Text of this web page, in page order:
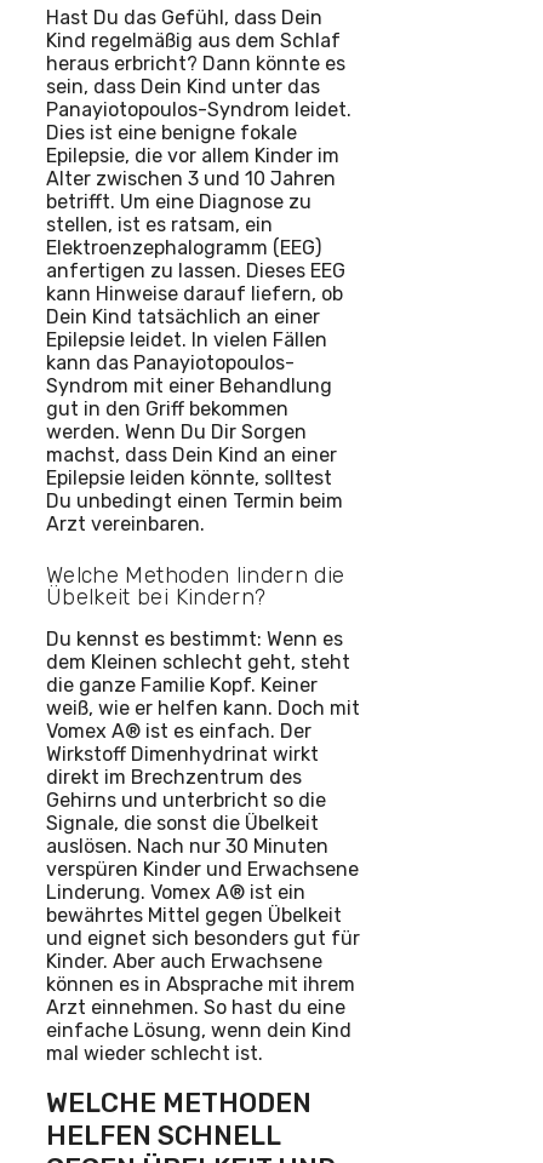
Hast Du das Gefühl, dass Dein
Kind regelmäßig aus dem Schlaf
heraus erbricht? Dann könnte es
sein, dass Dein Kind unter das
Panayiotopoulos-Syndrom leidet.
Dies ist eine benigne fokale
Epilepsie, die vor allem Kinder im
Alter zwischen 3 und 10 Jahren
betrifft. Um eine Diagnose zu
stellen, ist es ratsam, ein
Elektroenzephalogramm (EEG)
anfertigen zu lassen. Dieses EEG
kann Hinweise darauf liefern, ob
Dein Kind tatsächlich an einer
Epilepsie leidet. In vielen Fällen
kann das Panayiotopoulos-
Syndrom mit einer Behandlung
gut in den Griff bekommen
werden. Wenn Du Dir Sorgen
machst, dass Dein Kind an einer
Epilepsie leiden könnte, solltest
Du unbedingt einen Termin beim
Arzt vereinbaren.
Welche Methoden lindern die
Übelkeit bei Kindern?
Du kennst es bestimmt: Wenn es
dem Kleinen schlecht geht, steht
die ganze Familie Kopf. Keiner
weiß, wie er helfen kann. Doch mit
Vomex A® ist es einfach. Der
Wirkstoff Dimenhydrinat wirkt
direkt im Brechzentrum des
Gehirns und unterbricht so die
Signale, die sonst die Übelkeit
auslösen. Nach nur 30 Minuten
verspüren Kinder und Erwachsene
Linderung. Vomex A® ist ein
bewährtes Mittel gegen Übelkeit
und eignet sich besonders gut für
Kinder. Aber auch Erwachsene
können es in Absprache mit ihrem
Arzt einnehmen. So hast du eine
einfache Lösung, wenn dein Kind
mal wieder schlecht ist.
WELCHE METHODEN
HELFEN SCHNELL